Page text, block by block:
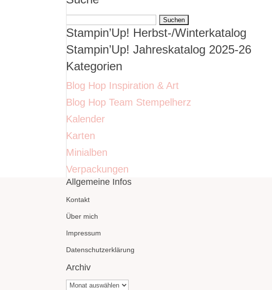
Suchen
nach:
Stampin’Up! Herbst-/Winterkatalog
Stampin’Up! Jahreskatalog 2025-26
Kategorien
Blog Hop Inspiration & Art
Blog Hop Team Stempelherz
Kalender
Karten
Minialben
Verpackungen
Allgemeine Infos
Kontakt
Über mich
Impressum
Datenschutzerklärung
Archiv
Archiv